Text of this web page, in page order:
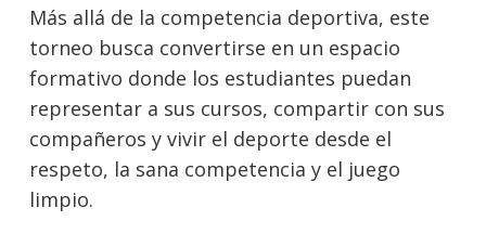
Más allá de la competencia deportiva, este
torneo busca convertirse en un espacio
formativo donde los estudiantes puedan
representar a sus cursos, compartir con sus
compañeros y vivir el deporte desde el
respeto, la sana competencia y el juego
limpio.